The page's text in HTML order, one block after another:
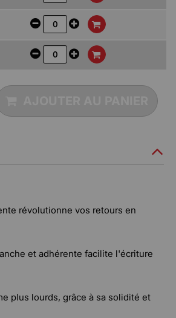
révolutionne vos retours en
et adhérente facilite l'écriture
plus lourds, grâce à sa solidité et